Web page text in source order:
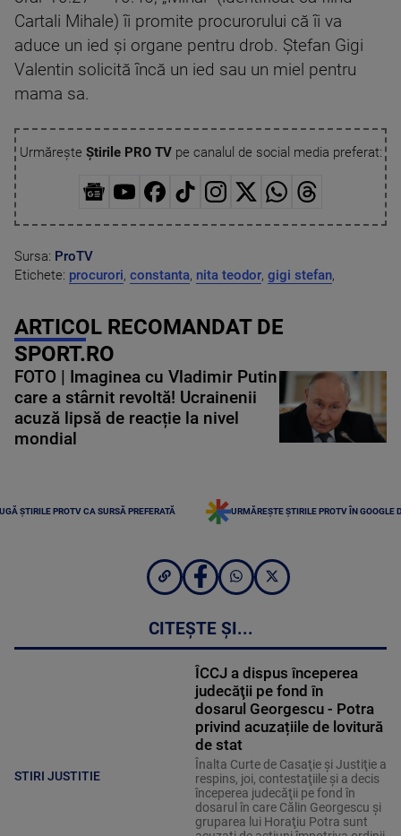
Cartali Mihale) îi promite procurorului că îi va
aduce un ied și organe pentru drob. Ștefan Gigi
Valentin solicită încă un ied sau un miel pentru
mama sa.
Urmărește Știrile PRO TVpe canalul de social media preferat:
Sursa: ProTV
Etichete: procurori, constanta, nita teodor, gigi stefan,
ARTICOL RECOMANDAT DE
SPORT.RO
FOTO | Imaginea cu Vladimir Putin
care a stârnit revoltă! Ucrainenii
acuză lipsă de reacție la nivel
mondial
ȘTIRILE PROTV CA SURSĂ PREFERATĂ URMĂREȘTE ȘTIRILE PROTV ÎN GOOGLE
CITEȘTE ȘI...
STIRI JUSTITIE
ÎCCJ a dispus începerea
judecăţii pe fond în
dosarul Georgescu - Potra
privind acuzațiile de lovitură
de stat
Înalta Curte de Casaţie şi Justiţie a
respins, joi, contestaţiile şi a decis
începerea judecăţii pe fond în
dosarul în care Călin Georgescu şi
gruparea lui Horaţiu Potra sunt